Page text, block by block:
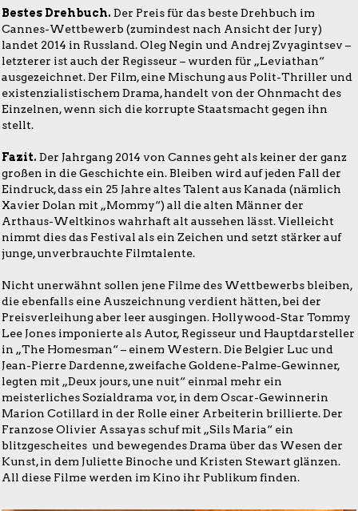
Bestes Drehbuch. Der Preis für das beste Drehbuch im
Cannes-Wettbewerb (zumindest nach Ansicht der Jury)
landet 2014 in Russland. Oleg Negin und Andrej Zvyagintsev –
letzterer ist auch der Regisseur – wurden für „Leviathan“
ausgezeichnet. Der Film, eine Mischung aus Polit-Thriller und
existenzialistischem Drama, handelt von der Ohnmacht des
Einzelnen, wenn sich die korrupte Staatsmacht gegen ihn
stellt.
Fazit. Der Jahrgang 2014 von Cannes geht als keiner der ganz
großen in die Geschichte ein. Bleiben wird auf jeden Fall der
Eindruck, dass ein 25 Jahre altes Talent aus Kanada (nämlich
Xavier Dolan mit „Mommy“) all die alten Männer der
Arthaus-Weltkinos wahrhaft alt aussehen lässt. Vielleicht
nimmt dies das Festival als ein Zeichen und setzt stärker auf
junge, unverbrauchte Filmtalente.
Nicht unerwähnt sollen jene Filme des Wettbewerbs bleiben,
die ebenfalls eine Auszeichnung verdient hätten, bei der
Preisverleihung aber leer ausgingen. Hollywood-Star Tommy
Lee Jones imponierte als Autor, Regisseur und Hauptdarsteller
in „The Homesman“ – einem Western. Die Belgier Luc und
Jean-Pierre Dardenne, zweifache Goldene-Palme-Gewinner,
legten mit „Deux jours, une nuit“ einmal mehr ein
meisterliches Sozialdrama vor, in dem Oscar-Gewinnerin
Marion Cotillard in der Rolle einer Arbeiterin brillierte. Der
Franzose Olivier Assayas schuf mit „Sils Maria“ ein
blitzgescheites und bewegendes Drama über das Wesen der
Kunst, in dem Juliette Binoche und Kristen Stewart glänzen.
All diese Filme werden im Kino ihr Publikum finden.